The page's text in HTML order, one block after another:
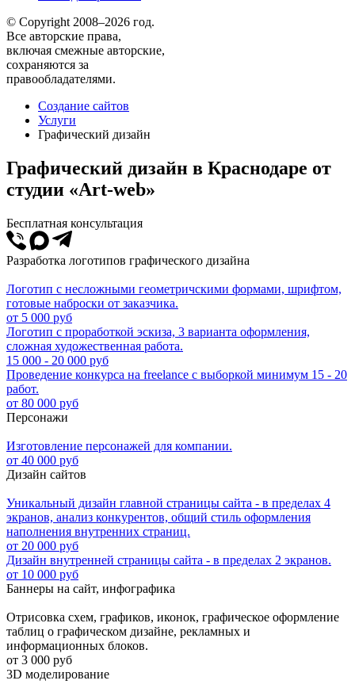
© Copyright 2008–2026 год.
Все авторские права,
включая смежные авторские,
сохраняются за
правообладателями.
Создание сайтов
Услуги
Графический дизайн
Графический дизайн в Краснодаре от
студии «Art-web»
Бесплатная консультация
Разработка логотипов графического дизайна
Логотип с несложными геометричскими формами, шрифтом,
готовые наброски от заказчика.
от 5 000 руб
Логотип с проработкой эскиза, 3 варианта оформления,
сложная художественная работа.
15 000 - 20 000 руб
Проведение конкурса на freelance с выборкой минимум 15 - 20
работ.
от 80 000 руб
Персонажи
Изготовление персонажей для компании.
от 40 000 руб
Дизайн сайтов
Уникальный дизайн главной страницы сайта - в пределах 4
экранов, анализ конкурентов, общий стиль оформления
наполнения внутренних страниц.
от 20 000 руб
Дизайн внутренней страницы сайта - в пределах 2 экранов.
от 10 000 руб
Баннеры на сайт, инфографика
Отрисовка схем, графиков, иконок, графическое оформление
таблиц о графическом дизайне, рекламных и
информационных блоков.
от 3 000 руб
3D моделирование